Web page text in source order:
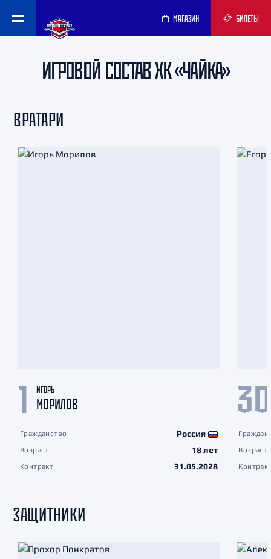
МАГАЗИН БИЛЕТЫ
ИГРОВОЙ СОСТАВ ХК «ЧАЙКА»
ВРАТАРИ
1 ИГОРЬ
МОРИЛОВ
Россия
Гражданство
18 лет
Возраст
31.05.2028
Контракт
30
Возраст
ЗАЩИТНИКИ